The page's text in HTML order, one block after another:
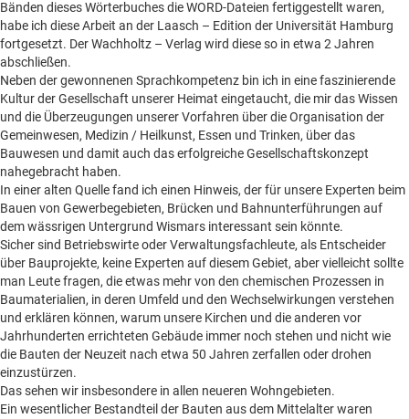
Bänden dieses Wörterbuches die WORD-Dateien fertiggestellt waren,
habe ich diese Arbeit an der Laasch – Edition der Universität Hamburg
fortgesetzt. Der Wachholtz – Verlag wird diese so in etwa 2 Jahren
abschließen.
Neben der gewonnenen Sprachkompetenz bin ich in eine faszinierende
Kultur der Gesellschaft unserer Heimat eingetaucht, die mir das Wissen
und die Überzeugungen unserer Vorfahren über die Organisation der
Gemeinwesen, Medizin / Heilkunst, Essen und Trinken, über das
Bauwesen und damit auch das erfolgreiche Gesellschaftskonzept
nahegebracht haben.
In einer alten Quelle fand ich einen Hinweis, der für unsere Experten beim
Bauen von Gewerbegebieten, Brücken und Bahnunterführungen auf
dem wässrigen Untergrund Wismars interessant sein könnte.
Sicher sind Betriebswirte oder Verwaltungsfachleute, als Entscheider
über Bauprojekte, keine Experten auf diesem Gebiet, aber vielleicht sollte
man Leute fragen, die etwas mehr von den chemischen Prozessen in
Baumaterialien, in deren Umfeld und den Wechselwirkungen verstehen
und erklären können, warum unsere Kirchen und die anderen vor
Jahrhunderten errichteten Gebäude immer noch stehen und nicht wie
die Bauten der Neuzeit nach etwa 50 Jahren zerfallen oder drohen
einzustürzen.
Das sehen wir insbesondere in allen neueren Wohngebieten.
Ein wesentlicher Bestandteil der Bauten aus dem Mittelalter waren